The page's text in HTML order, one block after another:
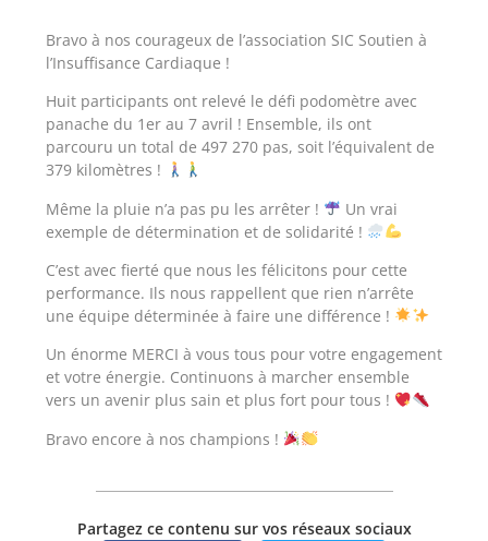
Bravo à nos courageux de l’association SIC Soutien à
l’Insuffisance Cardiaque !
Huit participants ont relevé le défi podomètre avec
panache du 1er au 7 avril ! Ensemble, ils ont
parcouru un total de 497 270 pas, soit l’équivalent de
379 kilomètres !
Même la pluie n’a pas pu les arrêter !
Un vrai
exemple de détermination et de solidarité !
C’est avec fierté que nous les félicitons pour cette
performance. Ils nous rappellent que rien n’arrête
une équipe déterminée à faire une différence !
Un énorme MERCI à vous tous pour votre engagement
et votre énergie. Continuons à marcher ensemble
vers un avenir plus sain et plus fort pour tous !
Bravo encore à nos champions !
Partagez ce contenu sur vos réseaux sociaux